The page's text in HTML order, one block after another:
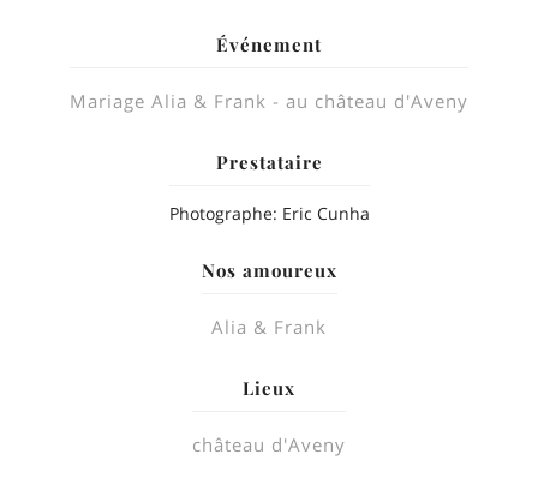
Événement
Mariage Alia & Frank - au château d'Aveny
Prestataire
Photographe: Eric Cunha
Nos amoureux
Alia & Frank
Lieux
château d'Aveny